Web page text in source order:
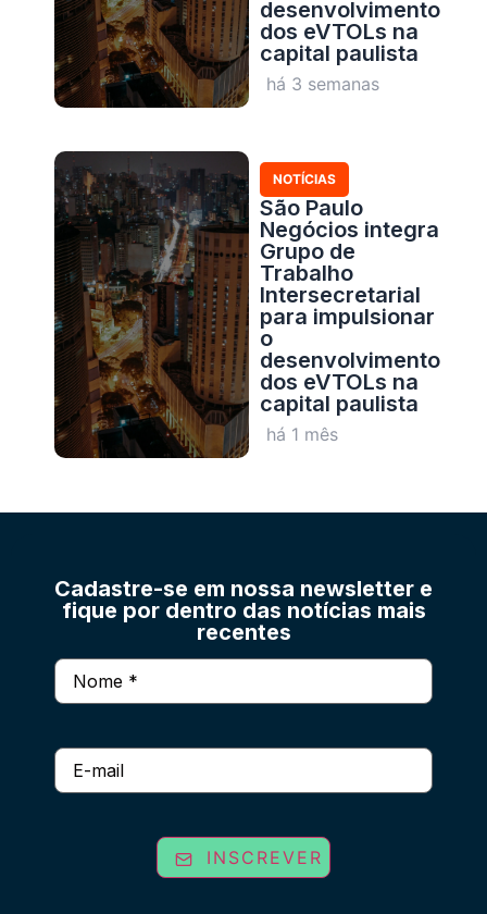
desenvolvimento
dos eVTOLs na
capital paulista
há 3 semanas
NOTÍCIAS
São Paulo
Negócios integra
Grupo de
Trabalho
Intersecretarial
para impulsionar
o
desenvolvimento
dos eVTOLs na
capital paulista
há 1 mês
Cadastre-se em nossa newsletter e
fique por dentro das notícias mais
recentes
Nome(obrigatório)
E-
mail
INSCREVER